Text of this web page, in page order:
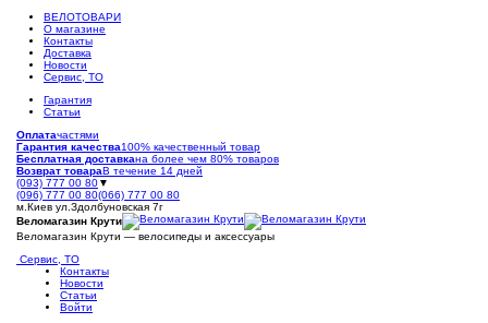
ВЕЛОТОВАРИ
О магазине
Контакты
Доставка
Новости
Сервис, ТО
Гарантия
Статьи
Оплатачастями
Гарантия качества100% качественный товар
Бесплатная доставкана более чем 80% товаров
Возврат товараВ течение 14 дней
(093) 777 00 80▼
(096) 777 00 80(066) 777 00 80
м.Киев ул.Здолбуновская 7г
Веломагазин Крути
Веломагазин Крути — велосипеды и аксессуары
Сервис, ТО
Контакты
Новости
Статьи
Войти